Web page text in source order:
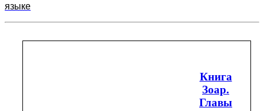
языке
Книга
Зоар.
Главы